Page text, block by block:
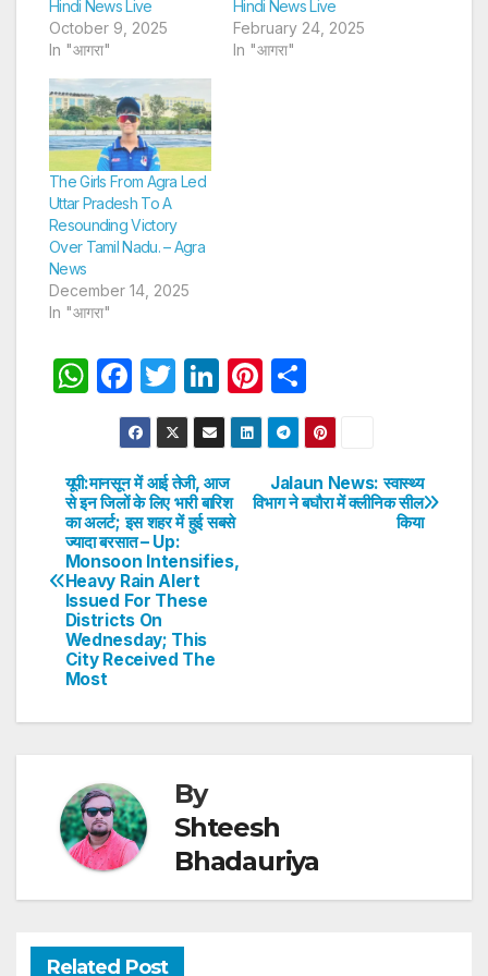
Hindi News Live
October 9, 2025
In "आगरा"
Hindi News Live
February 24, 2025
In "आगरा"
The Girls From Agra Led
Uttar Pradesh To A
Resounding Victory
Over Tamil Nadu. – Agra
News
December 14, 2025
In "आगरा"
W
s
A
p
p
F
a
c
e
b
o
o
k
T
w
itt
er
Li
n
k
e
dI
n
Pi
nt
er
e
st
h
ar
e
Post
navigation
Jalaun News: स्वास्थ्य
विभाग ने बघौरा में क्लीनिक सील
किया
यूपी:मानसून में आई तेजी, आज
से इन जिलों के लिए भारी बारिश
का अलर्ट; इस शहर में हुई सबसे
ज्यादा बरसात – Up:
Monsoon Intensifies,
Heavy Rain Alert
Issued For These
Districts On
Wednesday; This
City Received The
Most
By
Shteesh
Bhadauriya
Related Post